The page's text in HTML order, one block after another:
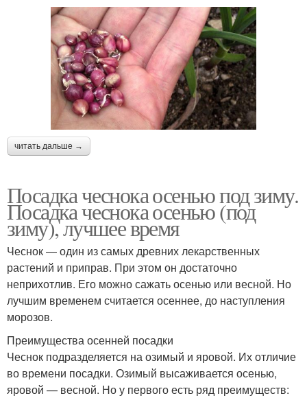
читать дальше →
Посадка чеснока осенью под зиму.
Посадка чеснока осенью (под
зиму), лучшее время
Чеснок — один из самых древних лекарственных
растений и приправ. При этом он достаточно
неприхотлив. Его можно сажать осенью или весной. Но
лучшим временем считается осеннее, до наступления
морозов.
Преимущества осенней посадки
Чеснок подразделяется на озимый и яровой. Их отличие
во времени посадки. Озимый высаживается осенью,
яровой — весной. Но у первого есть ряд преимуществ: